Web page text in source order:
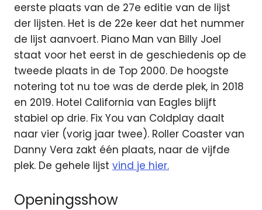
eerste plaats van de 27e editie van de lijst
der lijsten. Het is de 22e keer dat het nummer
de lijst aanvoert. Piano Man van Billy Joel
staat voor het eerst in de geschiedenis op de
tweede plaats in de Top 2000. De hoogste
notering tot nu toe was de derde plek, in 2018
en 2019. Hotel California van Eagles blijft
stabiel op drie. Fix You van Coldplay daalt
naar vier (vorig jaar twee). Roller Coaster van
Danny Vera zakt één plaats, naar de vijfde
plek. De gehele lijst vind je hier.
Openingsshow